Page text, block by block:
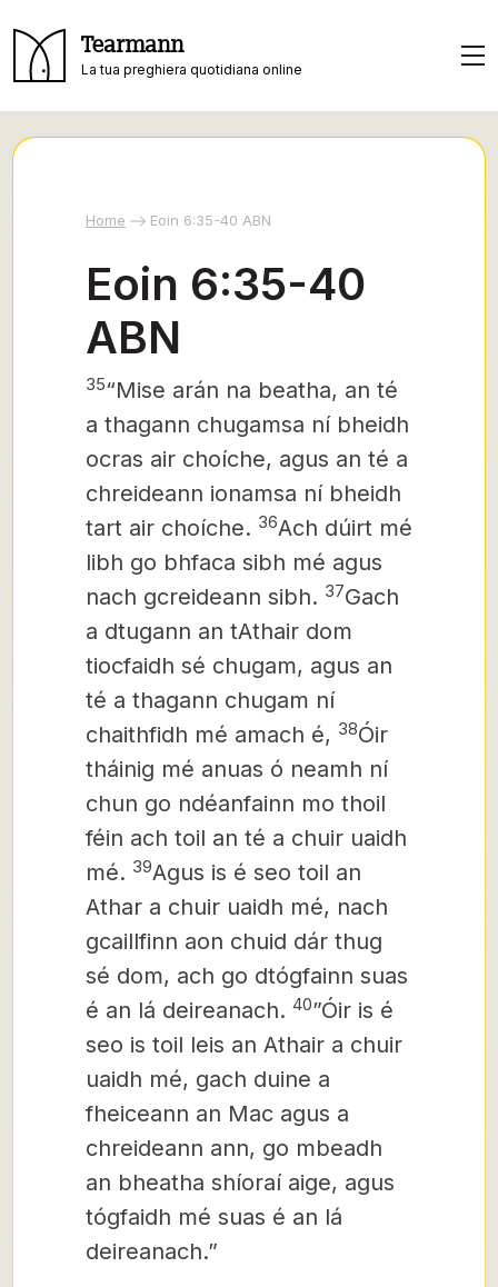
Tearmann
La tua preghiera quotidiana online
Home Eoin 6:35-40 ABN
Eoin 6:35-40
ABN
35“Mise arán na beatha, an té
a thagann chugamsa ní bheidh
ocras air choíche, agus an té a
chreideann ionamsa ní bheidh
tart air choíche. 36Ach dúirt mé
libh go bhfaca sibh mé agus
nach gcreideann sibh. 37Gach
a dtugann an tAthair dom
tiocfaidh sé chugam, agus an
té a thagann chugam ní
chaithfidh mé amach é, 38Óir
tháinig mé anuas ó neamh ní
chun go ndéanfainn mo thoil
féin ach toil an té a chuir uaidh
mé. 39Agus is é seo toil an
Athar a chuir uaidh mé, nach
gcaillfinn aon chuid dár thug
sé dom, ach go dtógfainn suas
é an lá deireanach. 40”Óir is é
seo is toil leis an Athair a chuir
uaidh mé, gach duine a
fheiceann an Mac agus a
chreideann ann, go mbeadh
an bheatha shíoraí aige, agus
tógfaidh mé suas é an lá
deireanach.”